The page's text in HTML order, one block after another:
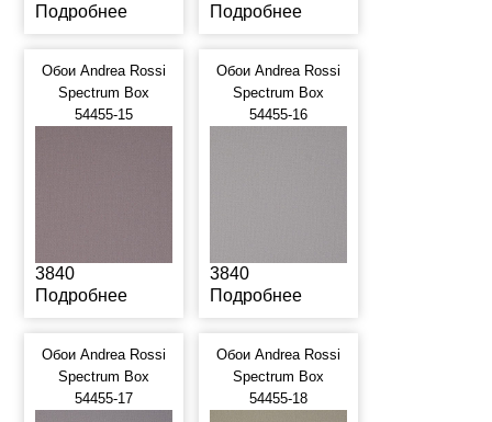
Подробнее
Подробнее
Обои Andrea Rossi
Spectrum Box
54455-15
3840
Подробнее
Обои Andrea Rossi
Spectrum Box
54455-16
3840
Подробнее
Обои Andrea Rossi
Spectrum Box
54455-17
Обои Andrea Rossi
Spectrum Box
54455-18